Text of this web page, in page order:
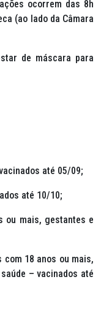
ocorrem das 8h
(ao lado da Câmara
de máscara para
até 05/09;
até 10/10;
ou mais, gestantes e
com 18 anos ou mais,
– vacinados até